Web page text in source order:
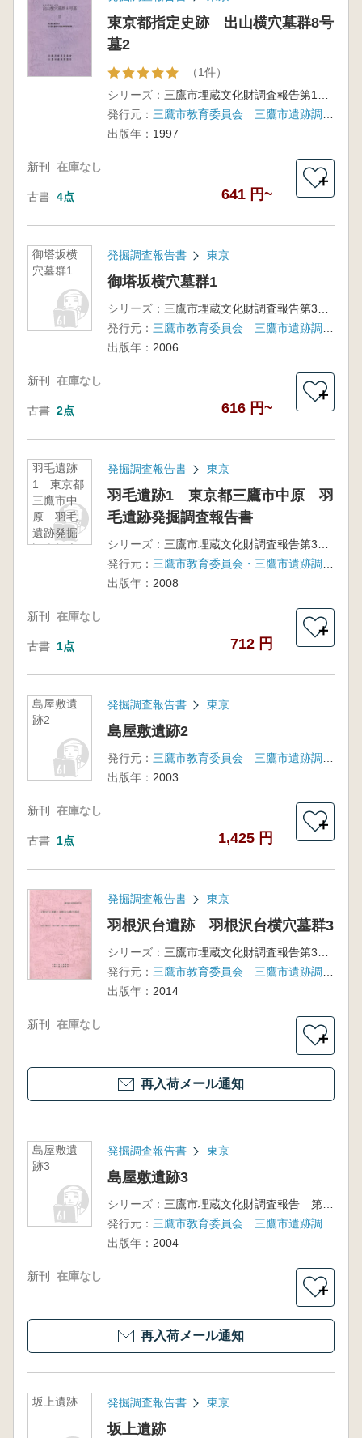
東京都指定史跡 出山横穴墓群8号
墓2
（1件）
シリーズ：
発行元：
出版年： 1997
新刊 在庫なし
古書 4点 641 円~
＋
御塔坂横
穴墓群1
発掘調査報告書 東京
御塔坂横穴墓群1
シリーズ：
発行元：
出版年： 2006
新刊 在庫なし
古書 2点 616 円~
＋
羽毛遺跡
1 東京都
三鷹市中
原 羽毛
遺跡発掘
調査報告
発掘調査報告書 東京
羽毛遺跡1 東京都三鷹市中原 羽
毛遺跡発掘調査報告書
シリーズ：
発行元：
出版年： 2008
新刊 在庫なし
古書 1点 712 円
＋
島屋敷遺
跡2
発掘調査報告書 東京
島屋敷遺跡2
発行元：
出版年： 2003
新刊 在庫なし
古書 1点 1,425 円
＋
発掘調査報告書 東京
羽根沢台遺跡 羽根沢台横穴墓群3
シリーズ：
発行元：
出版年： 2014
新刊 在庫なし
＋
再入荷メール通知
島屋敷遺
跡3
発掘調査報告書 東京
島屋敷遺跡3
シリーズ：
三鷹市埋蔵文化財調査報告 第26集
発行元：
出版年： 2004
新刊 在庫なし
＋
再入荷メール通知
坂上遺跡 発掘調査報告書 東京
坂上遺跡